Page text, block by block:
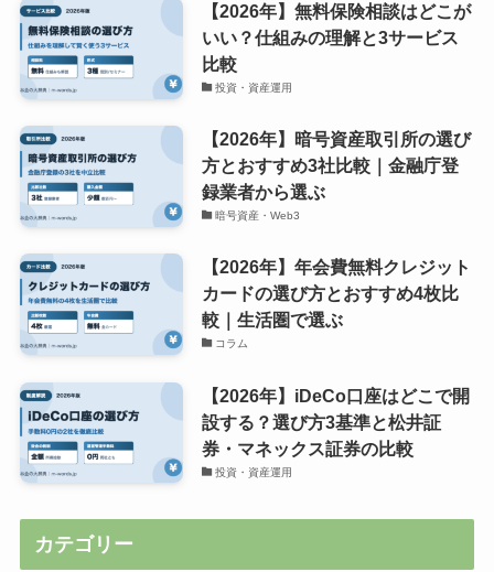
【2026年】無料保険相談はどこが
いい？仕組みの理解と3サービス
比較
投資・資産運用
【2026年】暗号資産取引所の選び
方とおすすめ3社比較｜金融庁登
録業者から選ぶ
暗号資産・Web3
【2026年】年会費無料クレジット
カードの選び方とおすすめ4枚比
較｜生活圏で選ぶ
コラム
【2026年】iDeCo口座はどこで開
設する？選び方3基準と松井証
券・マネックス証券の比較
投資・資産運用
カテゴリー